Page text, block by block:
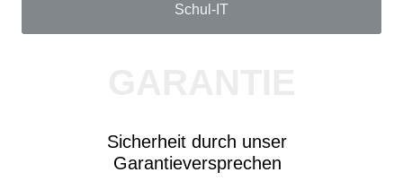
Schul-IT
Sicherheit durch unser
Garantieversprechen